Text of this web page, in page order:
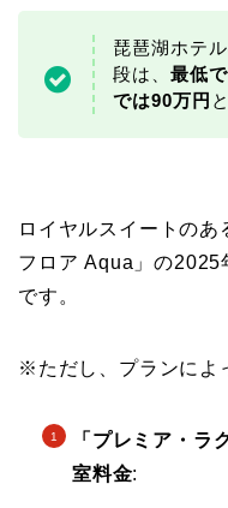
琵琶湖ホテ
段は、 最低
では90万円
ロイヤルスイートの
フロア Aqua」の2025
です。
※ただし、プランによ
「プレミア・ラ
室料金: